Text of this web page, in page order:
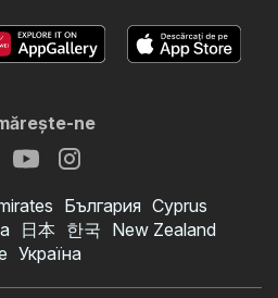
ne
България Cyprus
日本 한국 New Zealand
Україна